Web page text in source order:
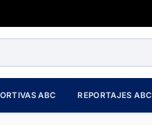
ABC REPORTAJES ABC